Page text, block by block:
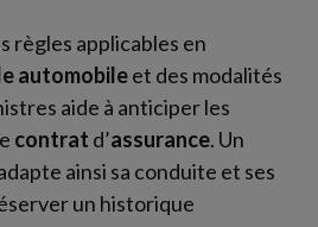
règles applicables en
automobileet des modalités
aide à anticiper les
contrat d’assurance. Un
ainsi sa conduite et ses
un historique